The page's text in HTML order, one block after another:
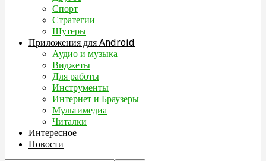
Спорт
Стратегии
Шутеры
Приложения для Android
Аудио и музыка
Виджеты
Для работы
Инструменты
Интернет и Браузеры
Мультимедиа
Читалки
Интересное
Новости